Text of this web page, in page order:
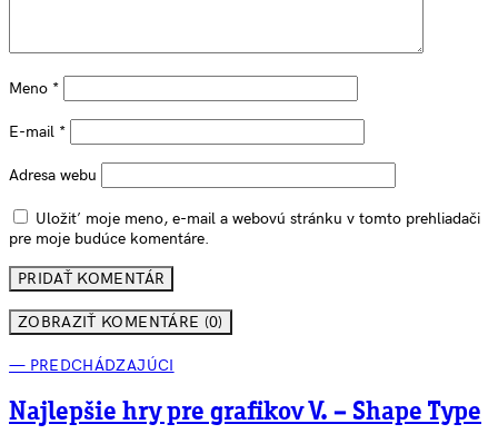
Meno *
E-mail *
Adresa webu
Uložiť moje meno, e-mail a webovú stránku v tomto prehliadači
pre moje budúce komentáre.
ZOBRAZIŤ KOMENTÁRE (0)
— PREDCHÁDZAJÚCI
Najlepšie hry pre grafikov V. – Shape Type